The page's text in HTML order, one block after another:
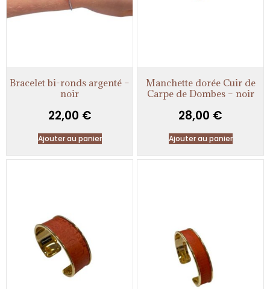
Bracelet bi-ronds argenté –
noir
22,00 €
Ajouter au panier
Manchette dorée Cuir de
Carpe de Dombes – noir
28,00 €
Ajouter au panier